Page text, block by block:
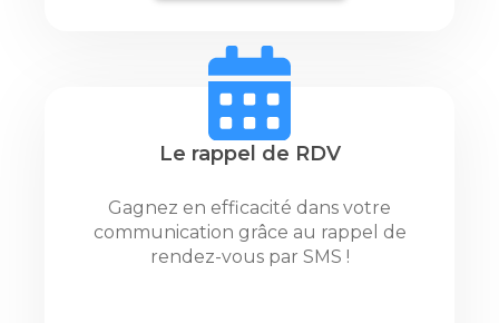
Le rappel de RDV
Gagnez en efficacité dans votre
communication grâce au rappel de
rendez-vous par SMS !